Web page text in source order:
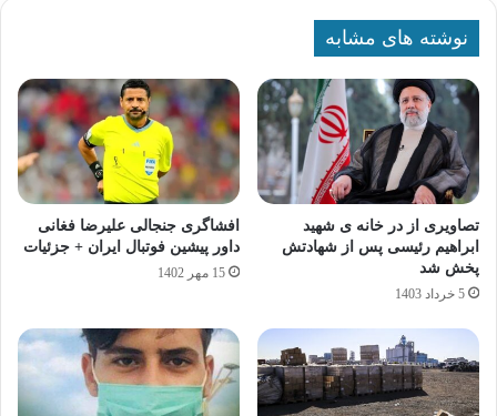
نوشته های مشابه
تصاویری از در خانه ی شهید
ابراهیم رئیسی پس از شهادتش
پخش شد
5 خرداد 1403
افشاگری جنجالی علیرضا فغانی
داور پیشین فوتبال ایران + جزئیات
15 مهر 1402